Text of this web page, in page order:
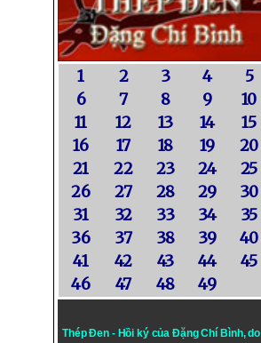
1 2 3 4
5
6
7 8 9
10
11
12 13 14
15
16
17 18 19
20
21
22 23 24
25
26
27 28 29
30
31
32 33 34
35
36
37 38 39
40
41
42 43 44
45
46
47 48 49
Thép Đen - Hồi ký của Đặng Chí Bình, do